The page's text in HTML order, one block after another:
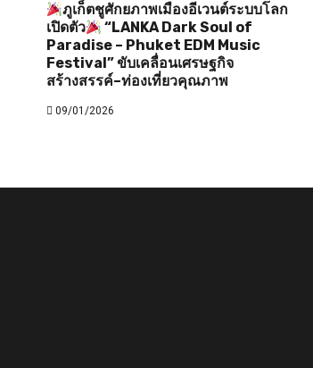
ภูเก็ตชูศักยภาพเมืองอีเวนต์ระบบโลก
เปิดตัว
“LANKA Dark Soul of
Paradise – Phuket EDM Music
Festival” ขับเคลื่อนเศรษฐกิจ
สร้างสรรค์–ท่องเที่ยวคุณภาพ
09/01/2026